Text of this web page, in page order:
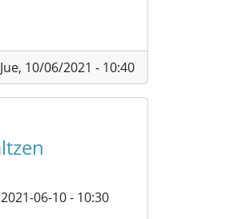
Jue, 10/06/2021 - 10:40
2021-06-10 - 10:30